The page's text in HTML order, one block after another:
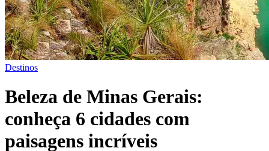
Destinos
Beleza de Minas Gerais:
conheça 6 cidades com
paisagens incríveis